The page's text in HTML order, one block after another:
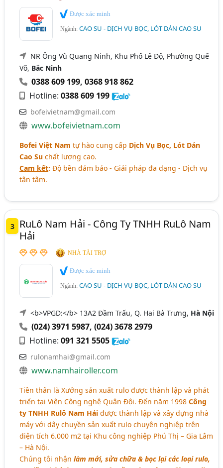
Được xác minh
Ngành:CAO SU - DỊCH VỤ BỌC, LÓT DÁN CAO SU
NR Ông Vũ Quang Ninh, Khu Phố Lê Độ, Phường Quế
Võ, Bắc Ninh
0388 609 199,0368 918 862
Hotline:0388 609 199
bofeivietnam@gmail.com
www.bofeivietnam.com
Bofei Việt Nam tự hào cung cấp Dịch Vụ Bọc, Lót Dán
Cao Su chất lượng cao.
Cam kết: Độ bền đảm bảo - Giải pháp đa dạng - Dịch vụ
tận tâm.
3
RuLô Nam Hải - Công Ty TNHH RuLô Nam
Hải
NHÀ TÀI TRỢ
Được xác minh
Ngành:CAO SU - DỊCH VỤ BỌC, LÓT DÁN CAO SU
<b>VPGD:</b> 13A2 Đầm Trấu, Q. Hai Bà Trưng, Hà Nội
(024) 3971 5987,(024) 3678 2979
Hotline:091 321 5505
rulonamhai@gmail.com
www.namhairoller.com
Tiền thân là Xưởng sản xuất rulo được thành lập và phát
triển tại Viện Công nghệ Quân Đội. Đến năm 1998Công
ty TNHH Rulô Nam Hải được thành lập và xây dựng nhà
máy với dây chuyền sản xuất rulo chuyên nghiệp trên
diện tích 6.000 m2 tại Khu công nghiệp Phú Thị – Gia Lâm
– Hà Nội.
Chúng tôi nhậnlàm mới, sửa chữa & bọc lại các loại rulo,